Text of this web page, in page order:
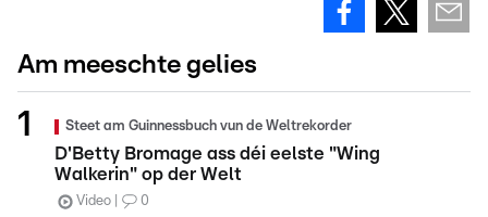
Am meeschte gelies
Steet am Guinnessbuch vun de Weltrekorder
D'Betty Bromage ass déi eelste "Wing
Walkerin" op der Welt
Video 0